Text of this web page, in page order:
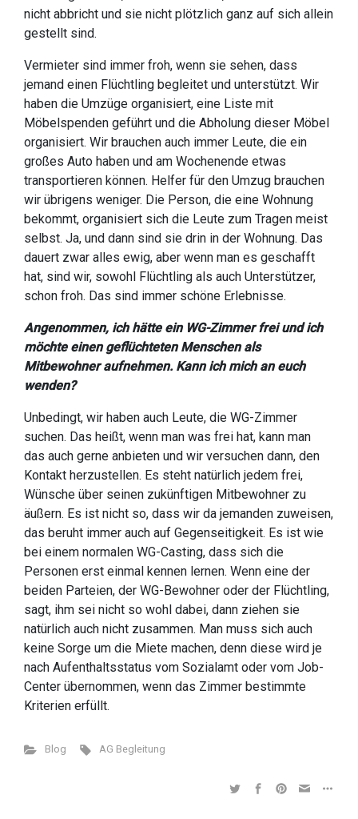
nicht abbricht und sie nicht plötzlich ganz auf sich allein
gestellt sind.
Vermieter sind immer froh, wenn sie sehen, dass
jemand einen Flüchtling begleitet und unterstützt. Wir
haben die Umzüge organisiert, eine Liste mit
Möbelspenden geführt und die Abholung dieser Möbel
organisiert. Wir brauchen auch immer Leute, die ein
großes Auto haben und am Wochenende etwas
transportieren können. Helfer für den Umzug brauchen
wir übrigens weniger. Die Person, die eine Wohnung
bekommt, organisiert sich die Leute zum Tragen meist
selbst. Ja, und dann sind sie drin in der Wohnung. Das
dauert zwar alles ewig, aber wenn man es geschafft
hat, sind wir, sowohl Flüchtling als auch Unterstützer,
schon froh. Das sind immer schöne Erlebnisse.
Angenommen, ich hätte ein WG-Zimmer frei und ich
möchte einen geflüchteten Menschen als
Mitbewohner aufnehmen. Kann ich mich an euch
wenden?
Unbedingt, wir haben auch Leute, die WG-Zimmer
suchen. Das heißt, wenn man was frei hat, kann man
das auch gerne anbieten und wir versuchen dann, den
Kontakt herzustellen. Es steht natürlich jedem frei,
Wünsche über seinen zukünftigen Mitbewohner zu
äußern. Es ist nicht so, dass wir da jemanden zuweisen,
das beruht immer auch auf Gegenseitigkeit. Es ist wie
bei einem normalen WG-Casting, dass sich die
Personen erst einmal kennen lernen. Wenn eine der
beiden Parteien, der WG-Bewohner oder der Flüchtling,
sagt, ihm sei nicht so wohl dabei, dann ziehen sie
natürlich auch nicht zusammen. Man muss sich auch
keine Sorge um die Miete machen, denn diese wird je
nach Aufenthaltsstatus vom Sozialamt oder vom Job-
Center übernommen, wenn das Zimmer bestimmte
Kriterien erfüllt.
Blog AG Begleitung